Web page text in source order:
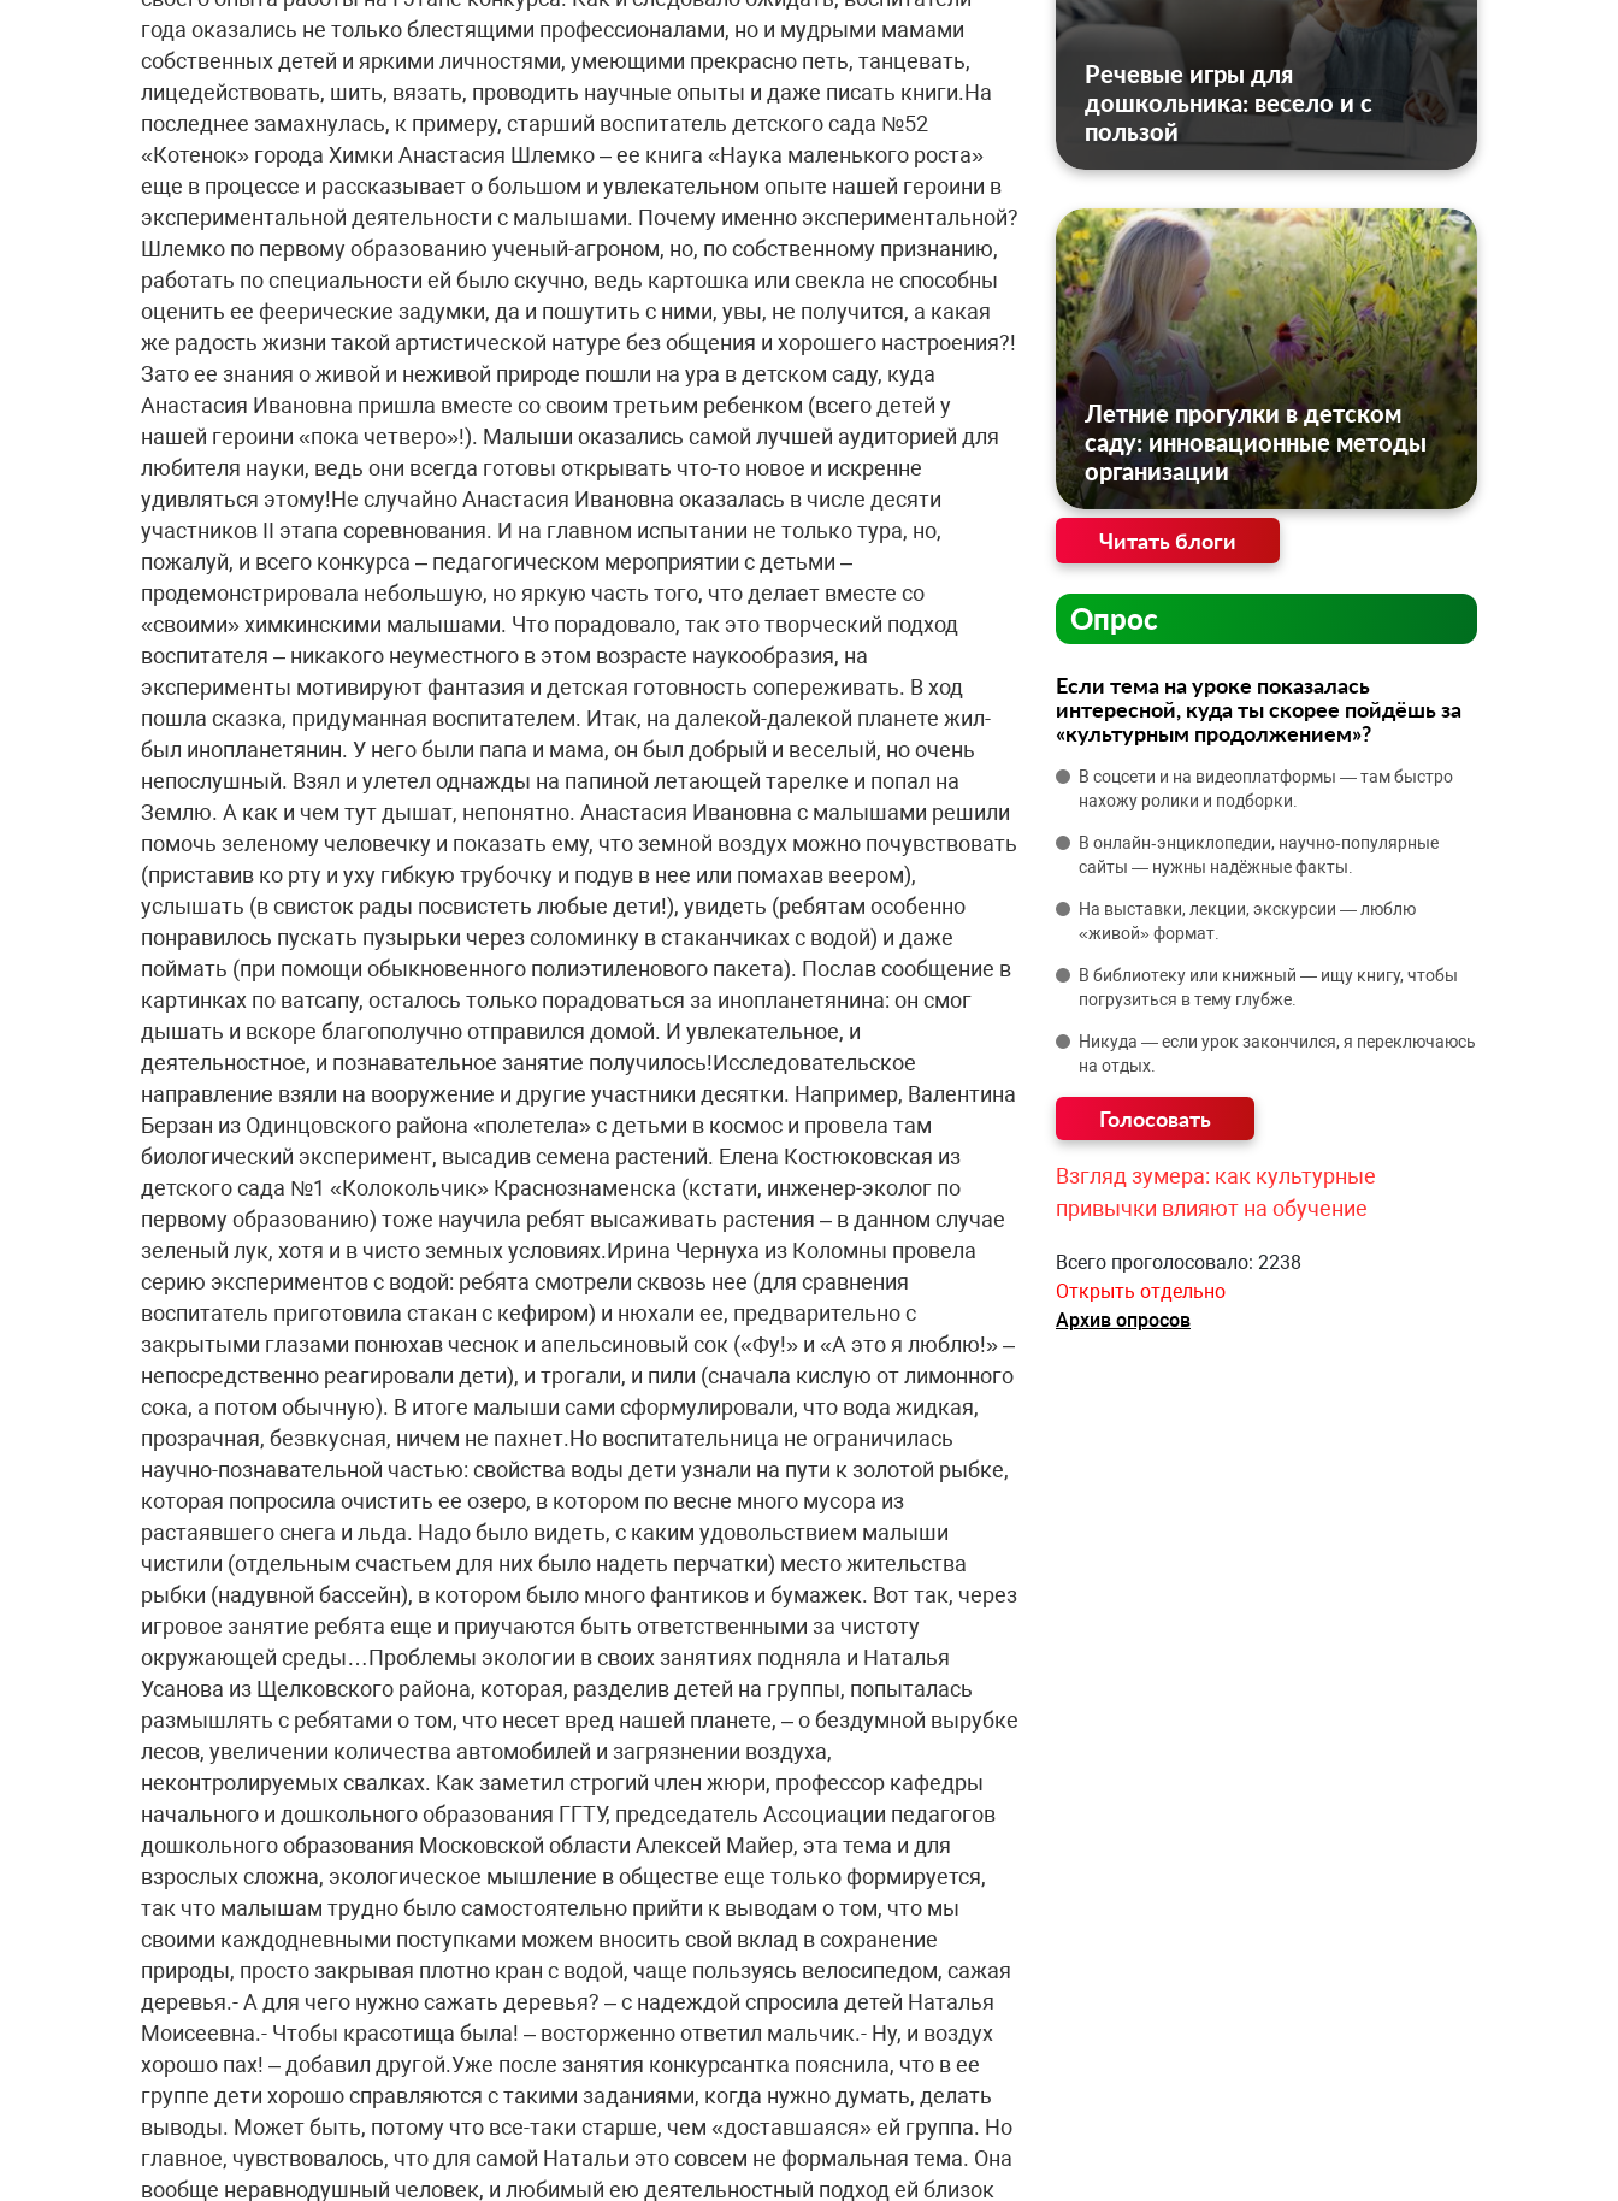
Речевые игры для
дошкольника: весело и с
пользой
Летние прогулки в детском
саду: инновационные методы
организации
Читать блоги
Опрос
Если тема на уроке показалась
интересной, куда ты скорее пойдёшь за
«культурным продолжением»?
В соцсети и на видеоплатформы — там быстро
нахожу ролики и подборки.
В онлайн‑энциклопедии, научно‑популярные
сайты — нужны надёжные факты.
На выставки, лекции, экскурсии — люблю
«живой» формат.
В библиотеку или книжный — ищу книгу, чтобы
погрузиться в тему глубже.
Никуда — если урок закончился, я переключаюсь
на отдых.
Взгляд зумера: как культурные
привычки влияют на обучение
Всего проголосовало: 2238
Открыть отдельно
Архив опросов